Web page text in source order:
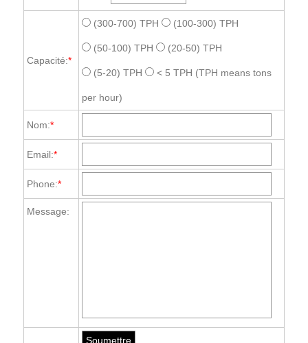
Capacité:*
(300-700) TPH (100-300) TPH
(50-100) TPH (20-50) TPH
(5-20) TPH < 5 TPH (TPH means tons
per hour)
Nom:*
Email:*
Phone:*
Message: